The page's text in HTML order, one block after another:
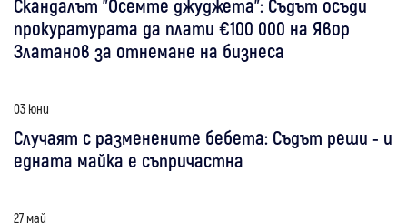
Скандалът "Осемте джуджета": Съдът осъди
прокуратурата да плати €100 000 на Явор
Златанов за отнемане на бизнеса
03 юни
Случаят с разменените бебета: Съдът реши - и
едната майка е съпричастна
27 май